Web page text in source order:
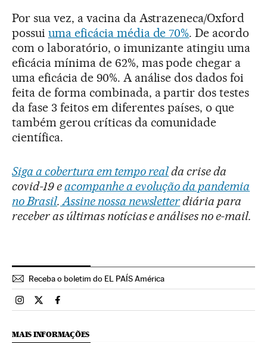
Por sua vez, a vacina da Astrazeneca/Oxford
possui uma eficácia média de 70%. De acordo
com o laboratório, o imunizante atingiu uma
eficácia mínima de 62%, mas pode chegar a
uma eficácia de 90%. A análise dos dados foi
feita de forma combinada, a partir dos testes
da fase 3 feitos em diferentes países, o que
também gerou críticas da comunidade
científica.
Siga a cobertura em tempo realda crise da
covid-19 eacompanhe a evolução da pandemia
no Brasil. Assine nossa newsletterdiária para
receber as últimas notícias e análises no e-mail.
Receba o boletim do EL PAÍS América
Brasil El País Brasil en Instagram
Brasil El País Brasil en Twitter
Brasil El País Brasil en Facebook
MAIS INFORMAÇÕES